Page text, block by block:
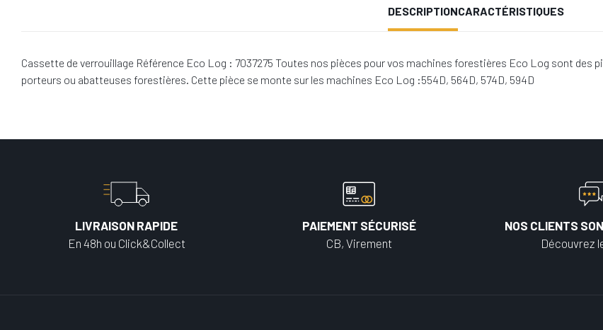
DESCRIPTIONCARACTÉRISTIQUES
Cassette de verrouillage Référence Eco Log : 7037275 Toutes nos pièces pour vos machines forestières Eco Log sont des
porteurs ou abatteuses forestières. Cette pièce se monte sur les machines Eco Log :554D, 564D, 574D, 594D
LIVRAISON RAPIDE
En 48h ou Click&Collect
PAIEMENT SÉCURISÉ
CB, Virement
NOS CLIENTS
Découvrez